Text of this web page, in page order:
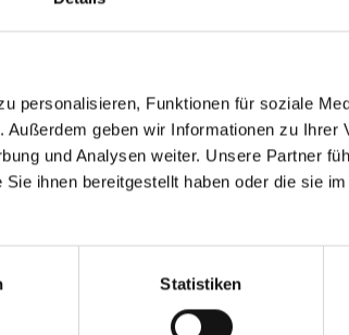
personalisieren, Funktionen für soziale
geben wir Informationen zu Ihrer
und Analysen weiter. Unsere Partner
ihnen bereitgestellt haben oder die sie
Statistiken